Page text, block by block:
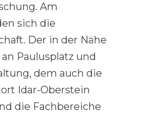
Am
sich die
Der in der Nähe
Paulusplatz und
dem auch die
Idar-Oberstein
die Fachbereiche